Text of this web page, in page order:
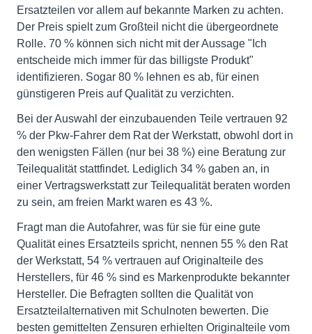
Ersatzteilen vor allem auf bekannte Marken zu achten.
Der Preis spielt zum Großteil nicht die übergeordnete
Rolle. 70 % können sich nicht mit der Aussage "Ich
entscheide mich immer für das billigste Produkt"
identifizieren. Sogar 80 % lehnen es ab, für einen
günstigeren Preis auf Qualität zu verzichten.
Bei der Auswahl der einzubauenden Teile vertrauen 92
% der Pkw-Fahrer dem Rat der Werkstatt, obwohl dort in
den wenigsten Fällen (nur bei 38 %) eine Beratung zur
Teilequalität stattfindet. Lediglich 34 % gaben an, in
einer Vertragswerkstatt zur Teilequalität beraten worden
zu sein, am freien Markt waren es 43 %.
Fragt man die Autofahrer, was für sie für eine gute
Qualität eines Ersatzteils spricht, nennen 55 % den Rat
der Werkstatt, 54 % vertrauen auf Originalteile des
Herstellers, für 46 % sind es Markenprodukte bekannter
Hersteller. Die Befragten sollten die Qualität von
Ersatzteilalternativen mit Schulnoten bewerten. Die
besten gemittelten Zensuren erhielten Originalteile vom